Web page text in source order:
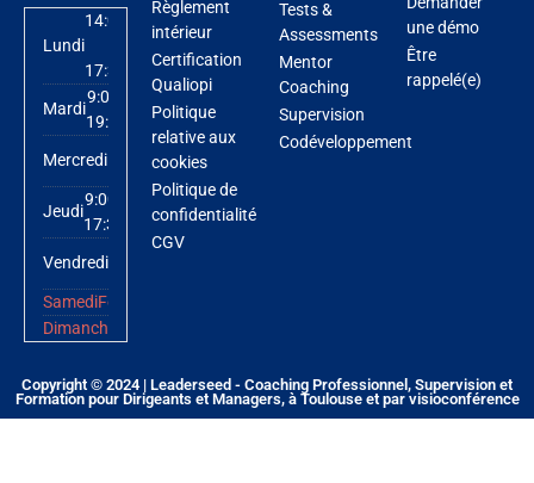
Lundi
14:00
17:30
Mardi
9:00 -
19:00
Mercredi
Jeudi
9:00 -
17:30
Vendredi
SamediFermé
Dimanche
Règlement
intérieur
Certification
Qualiopi
Politique
relative aux
cookies
Politique de
confidentialité
CGV
Tests &
Assessments
Mentor
Coaching
Supervision
Codéveloppement
une démo
Être
rappelé(e)
Copyright © 2024 | Leaderseed - Coaching Professionnel, Supervision et
Formation pour Dirigeants et Managers, à Toulouse et par visioconférence